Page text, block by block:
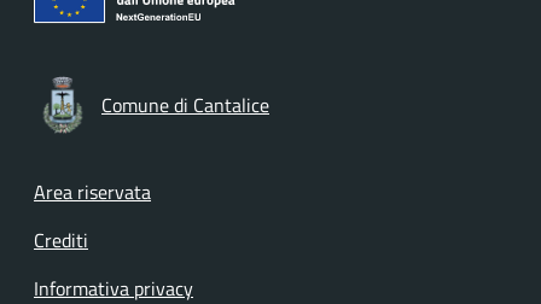
Comune di Cantalice
Footer menu
Area riservata
Crediti
Informativa privacy